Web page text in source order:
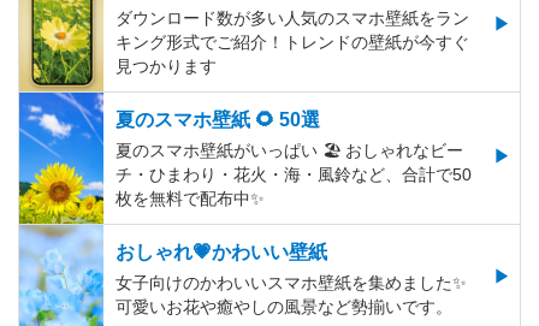
ダウンロード数が多い人気のスマホ壁紙をラン
キング形式でご紹介！トレンドの壁紙が今すぐ
見つかります
夏のスマホ壁紙 🌻 50選
夏のスマホ壁紙がいっぱい 🏖 おしゃれなビー
チ・ひまわり・花火・海・風鈴など、合計で50
枚を無料で配布中✨
おしゃれ💗かわいい壁紙
女子向けのかわいいスマホ壁紙を集めました✨
可愛いお花や癒やしの風景など勢揃いです。